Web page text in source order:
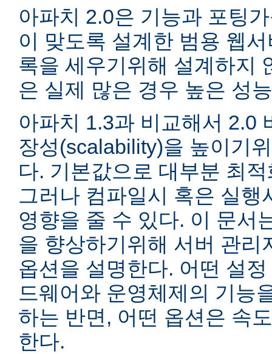
아파치 2.0은 기능과 포팅
이 맞도록 설계한 범용 웹
록을 세우기위해 설계하지
은 실제 많은 경우 높은 성
아파치 1.3과 비교해서 2.0
장성(scalability)을 높이기
다. 기본값으로 대부분 최
그러나 컴파일시 혹은 실행
영향을 줄 수 있다. 이 문서
을 향상하기위해 서버 관리
옵션을 설명한다. 어떤 설
드웨어와 운영체제의 기능
하는 반면, 어떤 옵션은 속
한다.